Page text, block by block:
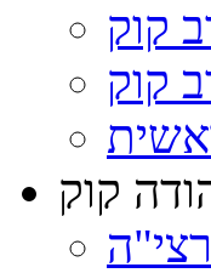
קוק
קוק
קוק